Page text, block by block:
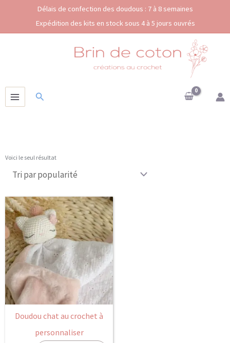
contenu
Délais de confection des doudous : 7 à 8 semaines
Expédition des kits en stock sous 4 à 5 jours ouvrés
Rechercher
Voici le seul résultat
Doudou chat au crochet à
personnaliser